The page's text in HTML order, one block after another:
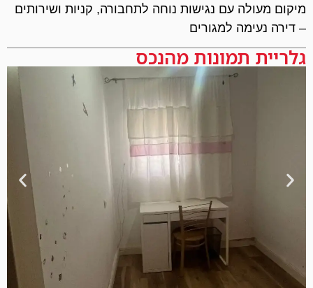
מיקום מעולה עם נגישות נוחה לתחבורה, קניות ושירותים
– דירה נעימה למגורים
גלריית תמונות מהנכס